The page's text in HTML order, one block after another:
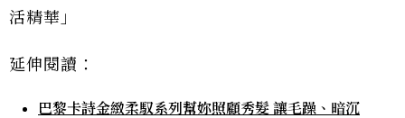
活精華」
延伸閱讀：
巴黎卡詩金緻柔馭系列幫妳照顧秀髮 讓毛躁、暗沉